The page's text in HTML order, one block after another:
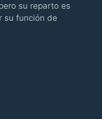
su reparto es
su función de